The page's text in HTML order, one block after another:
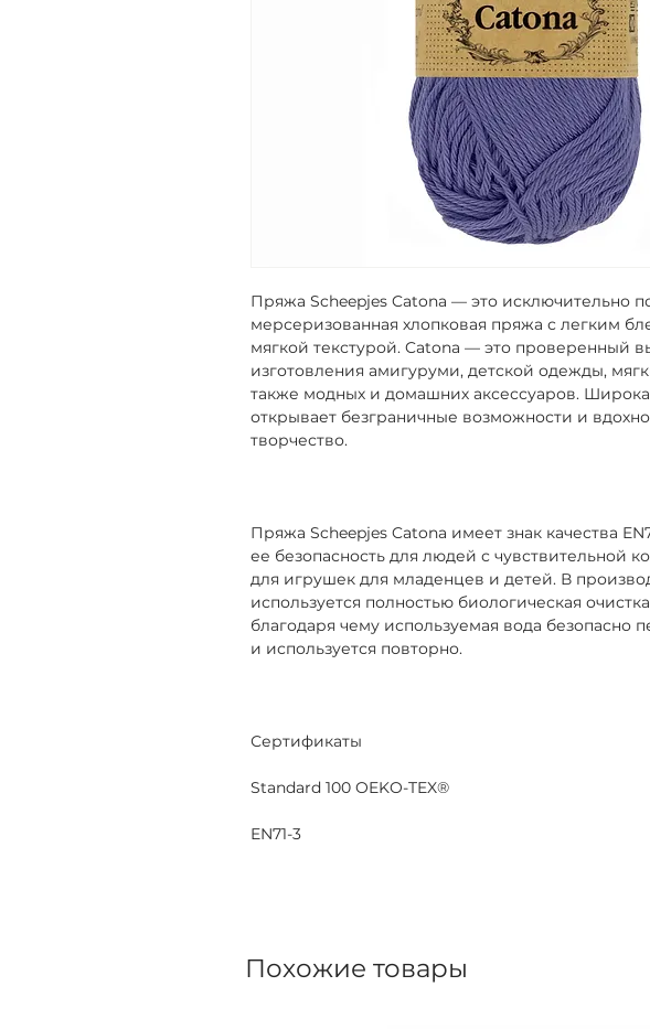
Пряжа Scheepjes Catona — это исключительно
мерсеризованная хлопковая пряжа с легким
мягкой текстурой. Catona — это проверенный
изготовления амигуруми, детской одежды,
также модных и домашних аксессуаров.
открывает безграничные возможности и
творчество.
Пряжа Scheepjes Catona имеет знак качества
ее безопасность для людей с чувствительной
для игрушек для младенцев и детей. В
используется полностью биологическая
благодаря чему используемая вода безопасно
и используется повторно.
Сертификаты
Standard 100 OEKO-TEX®
EN71-3
Похожие товары